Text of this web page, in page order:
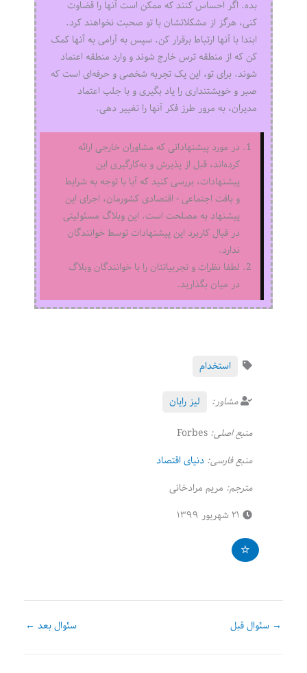
بده. اگر احساس کنند که ممکن است آنها را قضاوت
کنی، هرگز از مشکلاتشان با تو صحبت نخواهند کرد.
ابتدا با آنها ارتباط برقرار کن. سپس به آرامی به آنها کمک
کن که از منطقه ترس خارج شوند و وارد منطقه اعتماد
شوند. برای تو، این یک تجربه شخصی و حرفه‌ای است که
صبر و خویشتنداری را یاد بگیری و با جلب اعتماد
مدیران، به مرور طرز فکر آنها را تغییر دهی.
در مورد پیشنهاداتی که مشاوران خارجی ارائه
کرده‌اند، قبل از پذیرش و به‌کارگیری این
پیشنهادات، بررسی کنید که آیا با توجه به شرایط
و بافت اجتماعی - اقتصادی کشورمان، اجرای این
پیشنهاد به مصلحت است. این وبلاگ مسئولیتی
در قبال کاربرد این پیشنهادات توسط خوانندگان
ندارد.
لطفا نظرات و تجربیاتتان را با خوانندگان وبلاگ
در میان بگذارید.
استخدام
مشاور:
لیز رایان
منبع اصلی: Forbes
منبع فارسی: دنیای اقتصاد
مترجم: مریم مرادخانی
→ سئوال قبل سئوال بعد ←